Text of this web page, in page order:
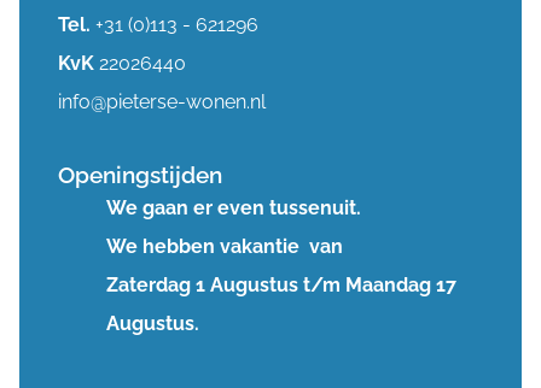
Tel. +31 (0)113 - 621296
KvK 22026440
info@pieterse-wonen.nl
Openingstijden
We gaan er even tussenuit.
We hebben vakantie van
Zaterdag 1 Augustus t/m Maandag 17
Augustus.